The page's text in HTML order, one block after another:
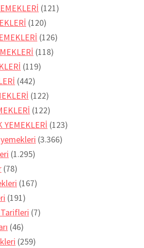
(121)
(120)
(126)
(118)
(119)
(442)
(122)
(122)
YEMEKLERİ (123)
(3.366)
(1.295)
(78)
(167)
(191)
(7)
(46)
(259)